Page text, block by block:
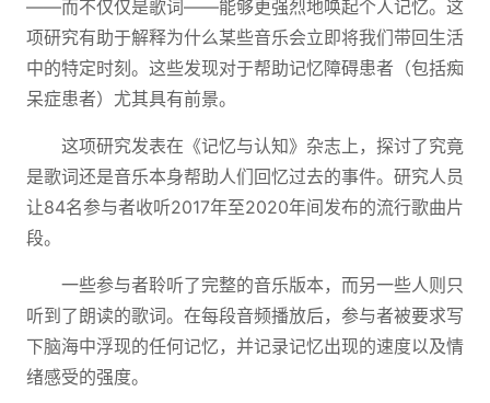
——而不仅仅是歌词——能够更强烈地唤起个人记忆。这
项研究有助于解释为什么某些音乐会立即将我们带回生活
中的特定时刻。这些发现对于帮助记忆障碍患者（包括痴
呆症患者）尤其具有前景。
这项研究发表在《记忆与认知》杂志上，探讨了究竟
是歌词还是音乐本身帮助人们回忆过去的事件。研究人员
让84名参与者收听2017年至2020年间发布的流行歌曲片
段。
一些参与者聆听了完整的音乐版本，而另一些人则只
听到了朗读的歌词。在每段音频播放后，参与者被要求写
下脑海中浮现的任何记忆，并记录记忆出现的速度以及情
绪感受的强度。